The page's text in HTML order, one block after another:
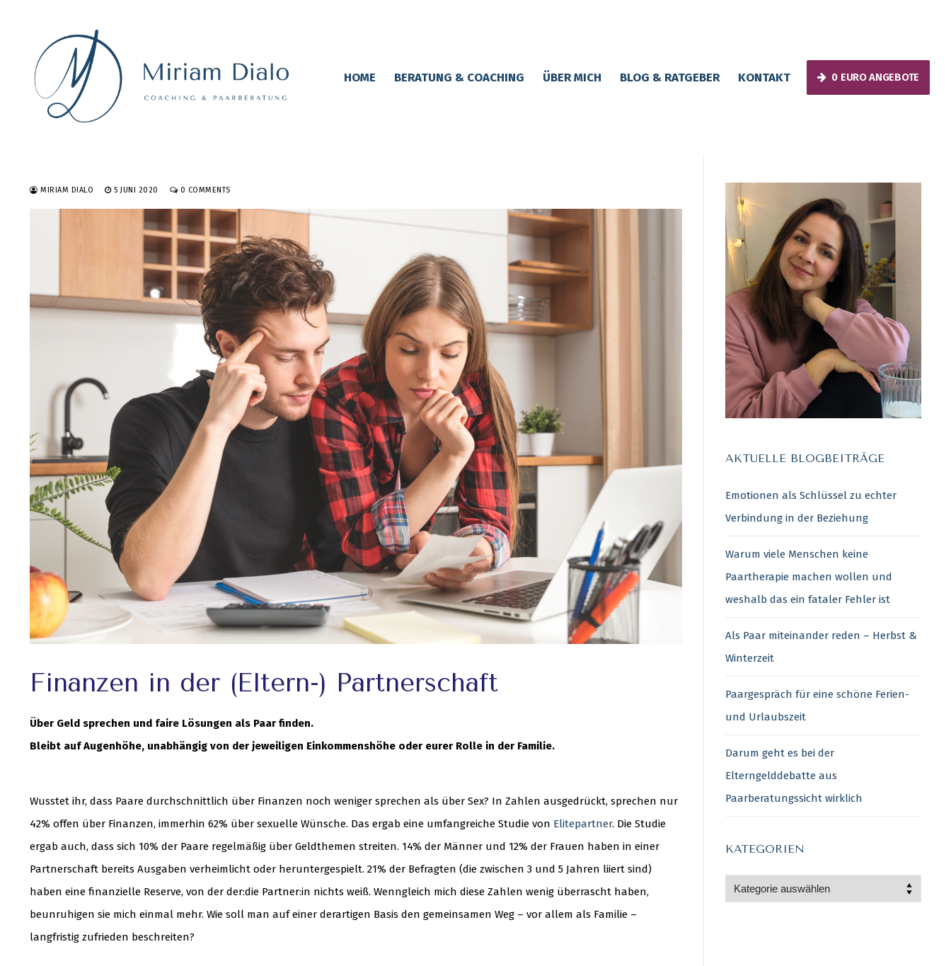
HOME BERATUNG & COACHING ÜBER MICH BLOG & RATGEBER KONTAKT 0 EURO ANGEBOTE
MIRIAM DIALO 5 JUNI 2020 0 COMMENTS
Finanzen in der (Eltern-) Partnerschaft
Über Geld sprechen und faire Lösungen als Paar finden.
Bleibt auf Augenhöhe, unabhängig von der jeweiligen Einkommenshöhe oder eurer Rolle in der Familie.
Wusstet ihr, dass Paare durchschnittlich über Finanzen noch weniger sprechen als über Sex? In Zahlen ausgedrückt, sprechen nur
42% offen über Finanzen, immerhin 62% über sexuelle Wünsche. Das ergab eine umfangreiche Studie von Elitepartner. Die Studie
ergab auch, dass sich 10% der Paare regelmäßig über Geldthemen streiten. 14% der Männer und 12% der Frauen haben in einer
Partnerschaft bereits Ausgaben verheimlicht oder heruntergespielt. 21% der Befragten (die zwischen 3 und 5 Jahren liiert sind)
haben eine finanzielle Reserve, von der der:die Partner:in nichts weiß. Wenngleich mich diese Zahlen wenig überrascht haben,
beunruhigen sie mich einmal mehr. Wie soll man auf einer derartigen Basis den gemeinsamen Weg – vor allem als Familie –
langfristig zufrieden beschreiten?
AKTUELLE BLOGBEITRÄGE
Emotionen als Schlüssel zu echter
Verbindung in der Beziehung
Warum viele Menschen keine
Paartherapie machen wollen und
weshalb das ein fataler Fehler ist
Als Paar miteinander reden – Herbst &
Winterzeit
Paargespräch für eine schöne Ferien-
und Urlaubszeit
Darum geht es bei der
Elterngelddebatte aus
Paarberatungssicht wirklich
KATEGORIEN
Kategorien